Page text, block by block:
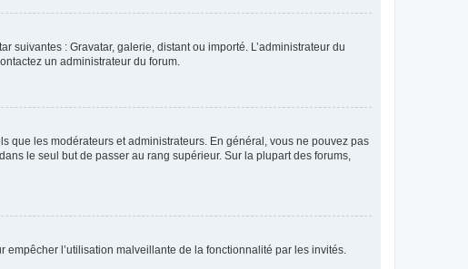
suivantes : Gravatar, galerie, distant ou importé. L’administrateur du
un administrateur du forum.
que les modérateurs et administrateurs. En général, vous ne pouvez pas
le seul but de passer au rang supérieur. Sur la plupart des forums,
l’utilisation malveillante de la fonctionnalité par les invités.